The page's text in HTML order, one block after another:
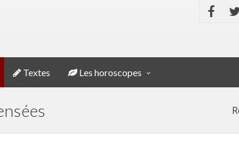
Textes Les horoscopes